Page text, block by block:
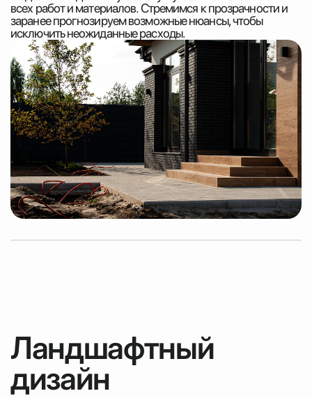
всех работ и материалов. Стремимся к прозрачности и
заранее прогнозируем возможные нюансы, чтобы
исключить неожиданные расходы.
Ландшафтный
дизайн